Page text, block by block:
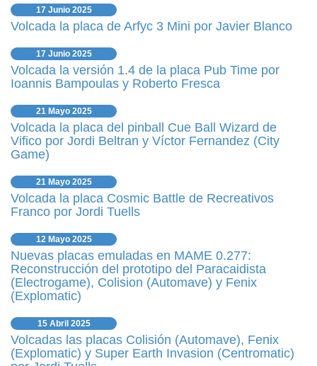
17 Junio 2025
Volcada la placa de Arfyc 3 Mini por Javier Blanco
17 Junio 2025
Volcada la versión 1.4 de la placa Pub Time por
Ioannis Bampoulas y Roberto Fresca
21 Mayo 2025
Volcada la placa del pinball Cue Ball Wizard de
Vifico por Jordi Beltran y Víctor Fernandez (City
Game)
21 Mayo 2025
Volcada la placa Cosmic Battle de Recreativos
Franco por Jordi Tuells
12 Mayo 2025
Nuevas placas emuladas en MAME 0.277:
Reconstrucción del prototipo del Paracaidista
(Electrogame), Colision (Automave) y Fenix
(Explomatic)
15 Abril 2025
Volcadas las placas Colisión (Automave), Fenix
(Explomatic) y Super Earth Invasion (Centromatic)